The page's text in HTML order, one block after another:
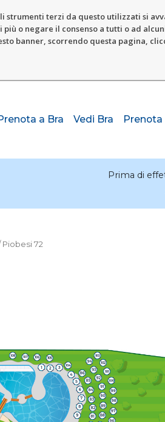
strumenti terzi da questo utilizzati si
più o negare il consenso a tutti o ad
banner, scorrendo questa pagina,
a Bra Vedi Bra Prenota
Prima di
Piobesi 72